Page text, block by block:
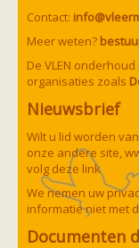
Contact:
Meer weten?
De VLEN
organisaties zoals
Nieuwsbrief
Wilt u lid worden
onze andere site,
volg deze link
We nemen uw
informatie niet met
Documenten